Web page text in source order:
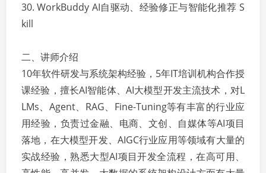
30. WorkBuddy AI自驱动、经验修正与智能化推荐 S
kill
二、讲师介绍
10年软件研发与系统架构经验，5年IT培训机构合作授
课经验，擅长AI智能体、AI大模型开发主流技术，对L
LMs、Agent、RAG、Fine-Tuning等有丰富的行业应
用经验，负责过金融、电商、文创、自媒体等AI项目
落地，在大模型开发、AIGC行业应用等领域有大量的
实战经验，熟悉大型AI项目开发全流程，在高可用、